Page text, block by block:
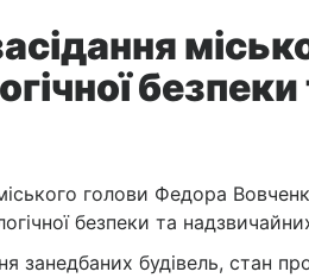
безпеки
голови Федора
безпеки та
занедбаних будівель, стан